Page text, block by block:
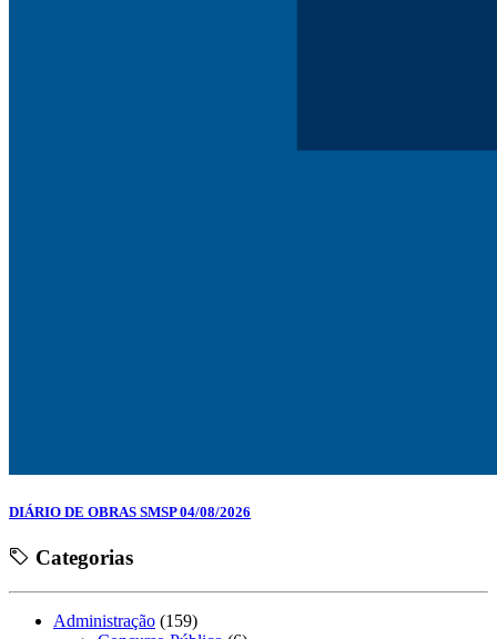
DIÁRIO DE OBRAS SMSP 04/08/2026
Categorias
Administração (159)